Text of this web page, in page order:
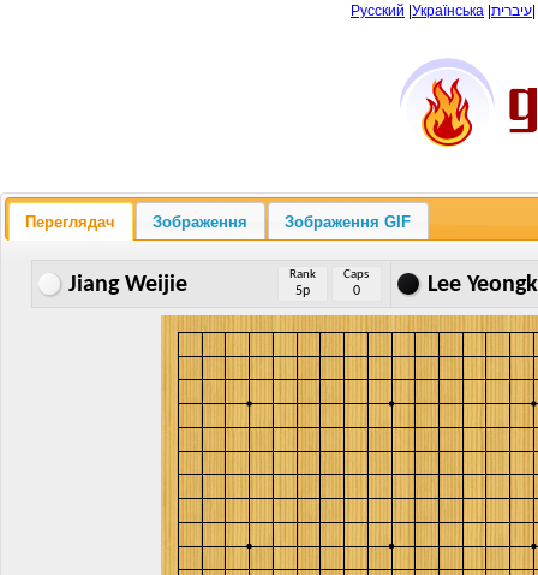
Русский Українська עיברית
Переглядач Зображення Зображення GIF
Jiang Weijie Rank
5p
Caps
0 Lee